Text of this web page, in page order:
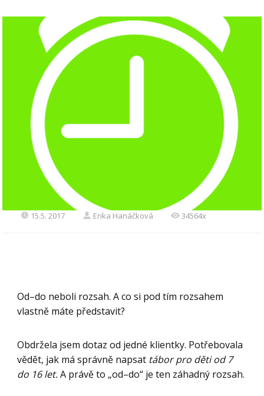
15.5. 2017 Erika Hanáčková 34564x
Od–do neboli rozsah. A co si pod tím rozsahem
vlastně máte představit?
Obdržela jsem dotaz od jedné klientky. Potřebovala
vědět, jak má správně napsat tábor pro děti od 7
do 16 let.A právě to „od–do“ je ten záhadný rozsah.